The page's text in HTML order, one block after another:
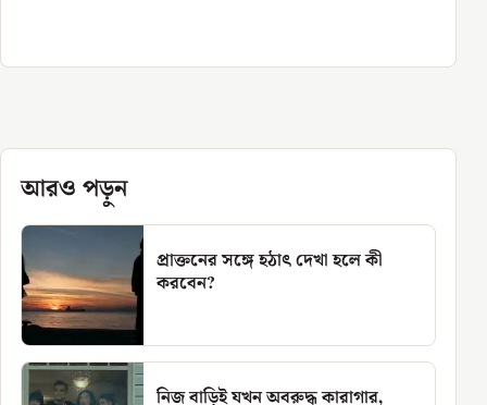
আরও পড়ুন
প্রাক্তনের সঙ্গে হঠাৎ দেখা হলে কী
করবেন?
নিজ বাড়িই যখন অবরুদ্ধ কারাগার,